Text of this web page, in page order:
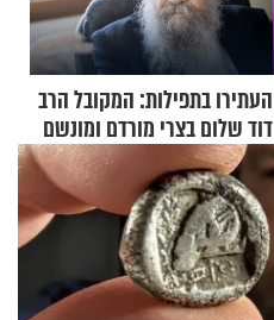
העתירו בתפילות: המקובל הרב
דוד שלום בצרי מורדם ומונשם